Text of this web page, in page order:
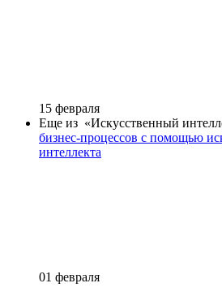
15 февраля
Еще из «Искусственный
бизнес-процессов с помощью
интеллекта
01 февраля